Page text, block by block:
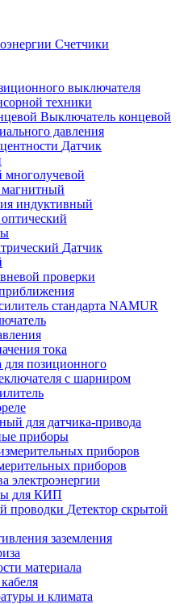
Счетчики
выключателя
техники
Выключатель концевой
давления
Датчик
многолучевой
индуктивный
Датчик
проверки
стандарта NAMUR
тока
для позиционного
с шарниром
для датчика-привода
приборы
приборов
электроэнергии
для КИП
Детектор скрытой
заземления
материала
и климата